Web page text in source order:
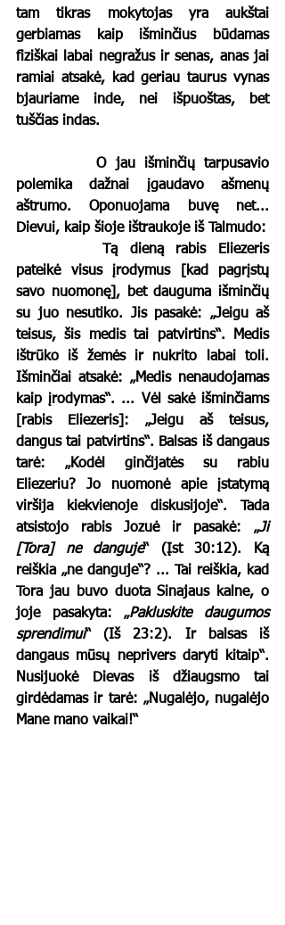
tam tikras mokytojas yra aukštai
gerbiamas kaip išminčius būdamas
fiziškai labai negražus ir senas, anas jai
ramiai atsakė, kad geriau taurus vynas
bjauriame inde, nei išpuoštas, bet
tuščias indas.
		O jau išminčių tarpusavio
polemika dažnai įgaudavo ašmenų
aštrumo. Oponuojama buvę net...
Dievui, kaip šioje ištraukoje iš Talmudo:
pateikė visus įrodymus [kad pagrįstų
savo nuomonę], bet dauguma išminčių
su juo nesutiko. Jis pasakė: „Jeigu aš
teisus, šis medis tai patvirtins“. Medis
ištrūko iš žemės ir nukrito labai toli.
Išminčiai atsakė: „Medis nenaudojamas
kaip įrodymas“. ... Vėl sakė išminčiams
[rabis Eliezeris]: „Jeigu aš teisus,
dangus tai patvirtins“. Balsas iš dangaus
tarė: „Kodėl ginčijatės su rabiu
Eliezeriu? Jo nuomonė apie įstatymą
viršija kiekvienoje diskusijoje“. Tada
atsistojo rabis Jozuė ir pasakė: „Ji
[Tora] ne danguje“ (Įst 30:12). Ką
reiškia „ne danguje“? ... Tai reiškia, kad
Tora jau buvo duota Sinajaus kalne, o
joje pasakyta: „Pakluskite daugumos
sprendimui“ (Iš 23:2). Ir balsas iš
dangaus mūsų neprivers daryti kitaip“.
Nusijuokė Dievas iš džiaugsmo tai
girdėdamas ir tarė: „Nugalėjo, nugalėjo
Mane mano vaikai!“